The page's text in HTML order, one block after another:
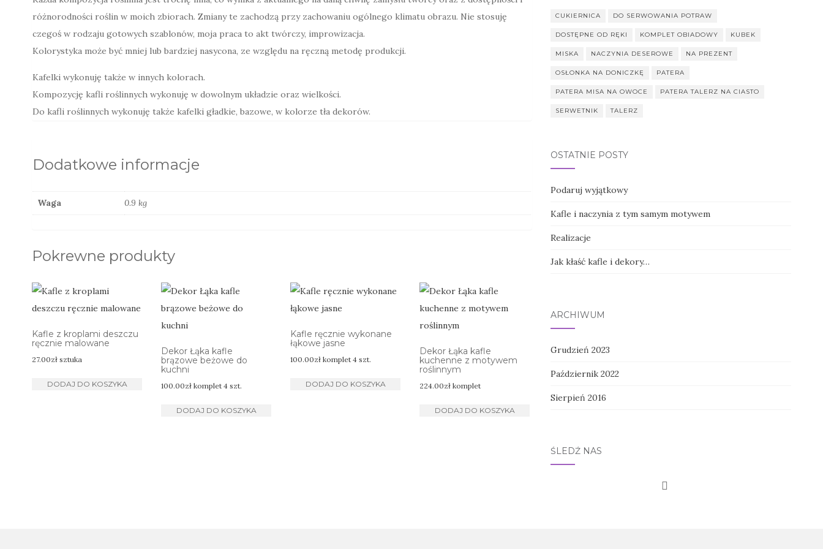
różnorodności roślin w moich zbiorach. Zmiany te zachodzą przy zachowaniu ogólnego klimatu obrazu. Nie stosuję
czegoś w rodzaju gotowych szablonów, moja praca to akt twórczy, improwizacja.
Kolorystyka może być mniej lub bardziej nasycona, ze względu na ręczną metodę produkcji.
Kafelki wykonuję także w innych kolorach.
Kompozycję kafli roślinnych wykonuję w dowolnym układzie oraz wielkości.
Do kafli roślinnych wykonuję także kafelki gładkie, bazowe, w kolorze tła dekorów.
Dodatkowe informacje
Waga 0.9 kg
Pokrewne produkty
Kafle z kroplami deszczu
ręcznie malowane
27.00zł sztuka
DODAJ DO KOSZYKA
Dekor Łąka kafle
brązowe beżowe do
kuchni
100.00zł komplet 4 szt.
DODAJ DO KOSZYKA
Kafle ręcznie wykonane
łąkowe jasne
100.00zł komplet 4 szt.
DODAJ DO KOSZYKA
Dekor Łąka kafle
kuchenne z motywem
roślinnym
224.00zł komplet
DODAJ DO KOSZYKA
CUKIERNICA DO SERWOWANIA POTRAW
DOSTĘPNE OD RĘKI KOMPLET OBIADOWY KUBEK
MISKA NACZYNIA DESEROWE NA PREZENT
OSŁONKA NA DONICZKĘ PATERA
PATERA MISA NA OWOCE PATERA TALERZ NA CIASTO
SERWETNIK TALERZ
OSTATNIE POSTY
Podaruj wyjątkowy
Kafle i naczynia z tym samym motywem
Realizacje
Jak kłaść kafle i dekory…
ARCHIWUM
Grudzień 2023
Październik 2022
Sierpień 2016
ŚLEDŹ NAS